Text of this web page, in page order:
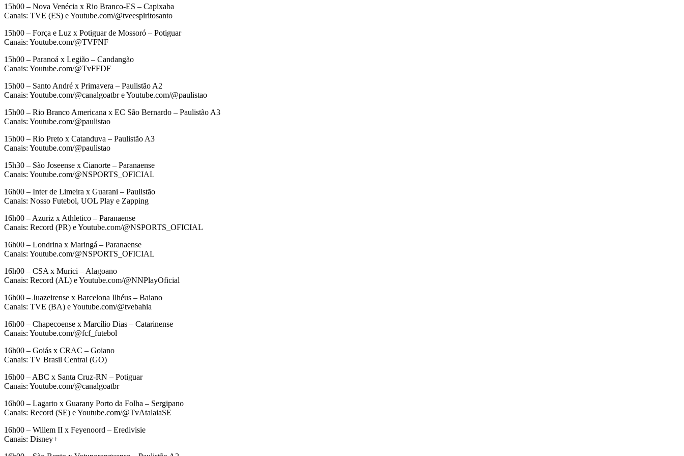
15h00 – Nova Venécia x Rio Branco-ES – Capixaba
Canais: TVE (ES) e Youtube.com/@tveespiritosanto
15h00 – Força e Luz x Potiguar de Mossoró – Potiguar
Canais: Youtube.com/@TVFNF
15h00 – Paranoá x Legião – Candangão
Canais: Youtube.com/@TvFFDF
15h00 – Santo André x Primavera – Paulistão A2
Canais: Youtube.com/@canalgoatbr e Youtube.com/@paulistao
15h00 – Rio Branco Americana x EC São Bernardo – Paulistão A3
Canais: Youtube.com/@paulistao
15h00 – Rio Preto x Catanduva – Paulistão A3
Canais: Youtube.com/@paulistao
15h30 – São Joseense x Cianorte – Paranaense
Canais: Youtube.com/@NSPORTS_OFICIAL
16h00 – Inter de Limeira x Guarani – Paulistão
Canais: Nosso Futebol, UOL Play e Zapping
16h00 – Azuriz x Athletico – Paranaense
Canais: Record (PR) e Youtube.com/@NSPORTS_OFICIAL
16h00 – Londrina x Maringá – Paranaense
Canais: Youtube.com/@NSPORTS_OFICIAL
16h00 – CSA x Murici – Alagoano
Canais: Record (AL) e Youtube.com/@NNPlayOficial
16h00 – Juazeirense x Barcelona Ilhéus – Baiano
Canais: TVE (BA) e Youtube.com/@tvebahia
16h00 – Chapecoense x Marcílio Dias – Catarinense
Canais: Youtube.com/@fcf_futebol
16h00 – Goiás x CRAC – Goiano
Canais: TV Brasil Central (GO)
16h00 – ABC x Santa Cruz-RN – Potiguar
Canais: Youtube.com/@canalgoatbr
16h00 – Lagarto x Guarany Porto da Folha – Sergipano
Canais: Record (SE) e Youtube.com/@TvAtalaiaSE
16h00 – Willem II x Feyenoord – Eredivisie
Canais: Disney+